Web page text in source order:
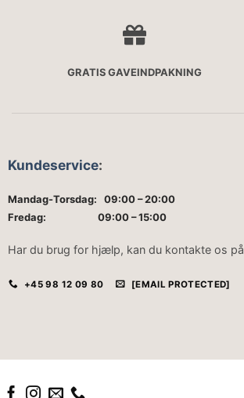
GRATIS GAVEINDPAKNING
Kundeservice:
Mandag-Torsdag: 09:00 – 20:00
Fredag: 09:00 – 15:00
Har du brug for hjælp, kan du kontakte os på
+45 98 12 09 80 [EMAIL PROTECTED]